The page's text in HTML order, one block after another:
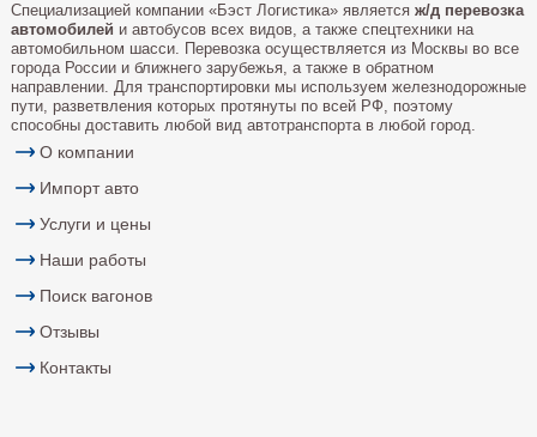
Специализацией компании «Бэст Логистика» является ж/д перевозка
автомобилей и автобусов всех видов, а также спецтехники на
автомобильном шасси. Перевозка осуществляется из Москвы во все
города России и ближнего зарубежья, а также в обратном
направлении. Для транспортировки мы используем железнодорожные
пути, разветвления которых протянуты по всей РФ, поэтому
способны доставить любой вид автотранспорта в любой город.
О компании
Импорт авто
Услуги и цены
Наши работы
Поиск вагонов
Отзывы
Контакты